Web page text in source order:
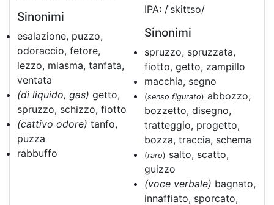
Sinonimi
esalazione, puzzo,
odoraccio, fetore,
lezzo, miasma, tanfata,
ventata
(di liquido, gas) getto,
spruzzo, schizzo, fiotto
(cattivo odore) tanfo,
puzza
rabbuffo
IPA: /ˈskittso/
Sinonimi
spruzzo, spruzzata,
fiotto, getto, zampillo
macchia, segno
(senso figurato) abbozzo,
bozzetto, disegno,
tratteggio, progetto,
bozza, traccia, schema
(raro) salto, scatto,
guizzo
(voce verbale) bagnato,
innaffiato, sporcato,